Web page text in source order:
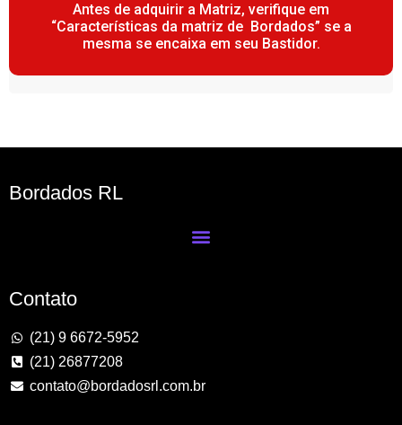
Antes de adquirir a Matriz, verifique em
“Características da matriz de Bordados” se a
mesma se encaixa em seu Bastidor.
Bordados RL
Contato
(21) 9 6672-5952
(21) 26877208
contato@bordadosrl.com.br